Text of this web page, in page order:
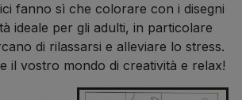
fanno sì che colorare con i disegni
ideale per gli adulti, in particolare
di rilassarsi e alleviare lo stress.
il vostro mondo di creatività e relax!